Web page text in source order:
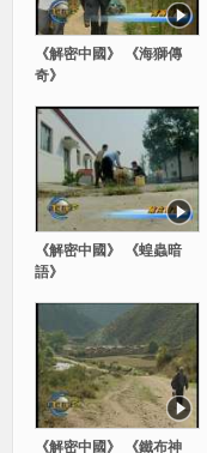
《解密中國》 《海獅傳
奇》
《解密中國》 《蝗蟲暗
語》
《解密中國》 《鐵布神